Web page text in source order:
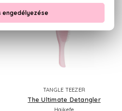
TANGLE TEEZER
The Ultimate Detangler
Hajkefe